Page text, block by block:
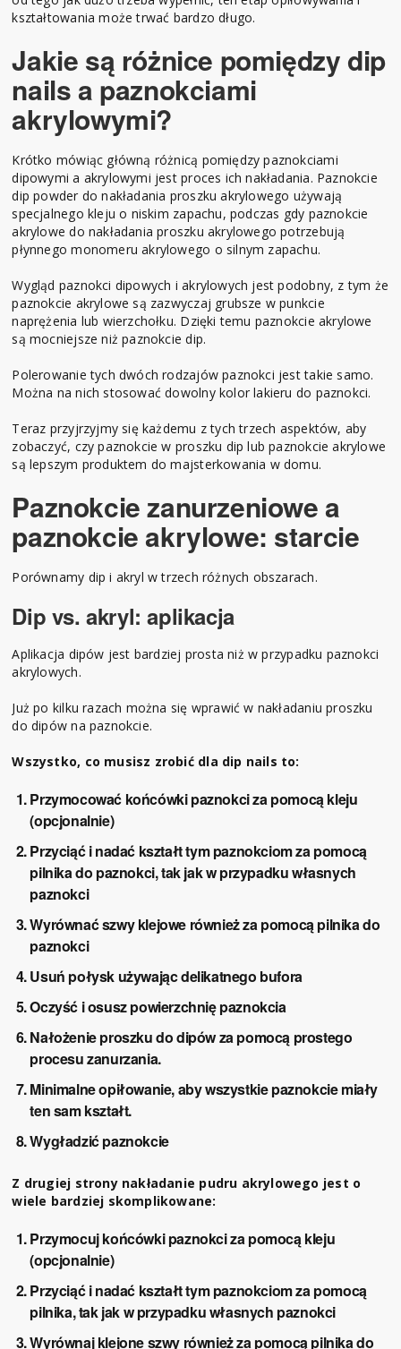
kształtowania może trwać bardzo długo.
Jakie są różnice pomiędzy dip
nails a paznokciami
akrylowymi?
Krótko mówiąc główną różnicą pomiędzy paznokciami
dipowymi a akrylowymi jest proces ich nakładania. Paznokcie
dip powder do nakładania proszku akrylowego używają
specjalnego kleju o niskim zapachu, podczas gdy paznokcie
akrylowe do nakładania proszku akrylowego potrzebują
płynnego monomeru akrylowego o silnym zapachu.
Wygląd paznokci dipowych i akrylowych jest podobny, z tym że
paznokcie akrylowe są zazwyczaj grubsze w punkcie
naprężenia lub wierzchołku. Dzięki temu paznokcie akrylowe
są mocniejsze niż paznokcie dip.
Polerowanie tych dwóch rodzajów paznokci jest takie samo.
Można na nich stosować dowolny kolor lakieru do paznokci.
Teraz przyjrzyjmy się każdemu z tych trzech aspektów, aby
zobaczyć, czy paznokcie w proszku dip lub paznokcie akrylowe
są lepszym produktem do majsterkowania w domu.
Paznokcie zanurzeniowe a
paznokcie akrylowe: starcie
Porównamy dip i akryl w trzech różnych obszarach.
Dip vs. akryl: aplikacja
Aplikacja dipów jest bardziej prosta niż w przypadku paznokci
akrylowych.
Już po kilku razach można się wprawić w nakładaniu proszku
do dipów na paznokcie.
Wszystko, co musisz zrobić dla dip nails to:
Przymocować końcówki paznokci za pomocą kleju
(opcjonalnie)
Przyciąć i nadać kształt tym paznokciom za pomocą
pilnika do paznokci, tak jak w przypadku własnych
paznokci
Wyrównać szwy klejowe również za pomocą pilnika do
paznokci
Usuń połysk używając delikatnego bufora
Oczyść i osusz powierzchnię paznokcia
Nałożenie proszku do dipów za pomocą prostego
procesu zanurzania.
Minimalne opiłowanie, aby wszystkie paznokcie miały
ten sam kształt.
Wygładzić paznokcie
Z drugiej strony nakładanie pudru akrylowego jest o
wiele bardziej skomplikowane:
Przymocuj końcówki paznokci za pomocą kleju
(opcjonalnie)
Przyciąć i nadać kształt tym paznokciom za pomocą
pilnika, tak jak w przypadku własnych paznokci
Wyrównaj klejone szwy również za pomocą pilnika do